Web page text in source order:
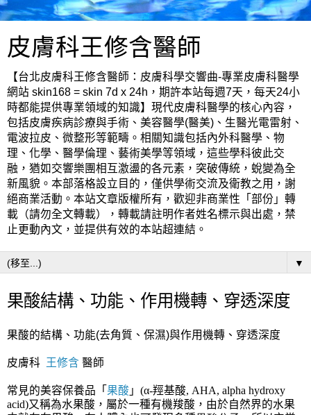
皮膚科王修含醫師
【台北皮膚科王修含醫師：皮膚科學交響曲-專業皮膚科醫學
網站 skin168 = skin 7d x 24h，期許本站每週7天，每天24小
時都能提供專業領域的知識】現代皮膚科醫學的核心內容，
包括皮膚疾病診療與手術、美容醫學(醫美)、生醫光電雷射、
電波拉皮、微整形等範疇。相關知識包括內外科醫學、物
理、化學、醫學倫理、藝術美學等領域，這些學科彼此交
融，猶如交響樂團相互激盪的各元素，突破傳統，蛻變為全
新風貌。本部落格設立目的，僅供學術交流及衛教之用，謝
絕商業活動。本站文章版權所有，歡迎非商業性「部份」轉
載（請勿全文轉載），轉載請註明作者姓名標示與出處，禁
止更動內文，並提供有效的本站超連結。
▼
果酸結構、功能、作用機轉、穿透深度
果酸的結構、功能(去角質、保濕)與作用機轉、穿透深度
皮膚科 王修含 醫師
常見的美容保養品「 果酸 」 (α-羥基酸, AHA, alpha hydroxy
acid)又稱為水果酸，屬於一種有機羧酸，由於自然界的水果